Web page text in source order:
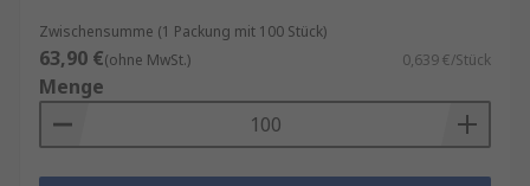
Zwischensumme (1 Packung mit 100 Stück)
63,90 €(ohne MwSt.) 0,639 €/Stück
Menge